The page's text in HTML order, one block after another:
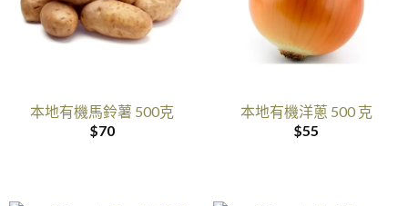
本地有機馬鈴薯 500克
$70
本地有機洋蔥 500 克
$55